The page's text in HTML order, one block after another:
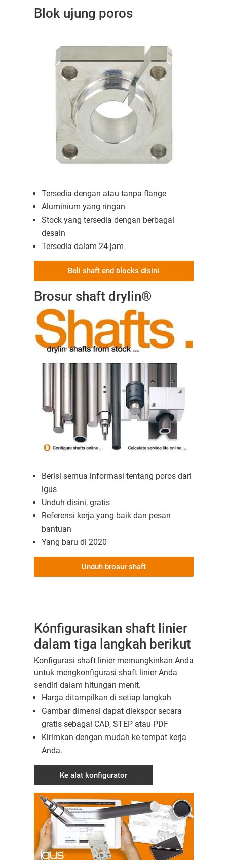
Blok ujung poros
Tersedia dengan atau tanpa flange
Aluminium yang ringan
Stock yang tersedia dengan berbagai
desain
Tersedia dalam 24 jam
Beli shaft end blocks disini
Brosur shaft drylin®
Berisi semua informasi tentang poros dari
igus
Unduh disini, gratis
Referensi kerja yang baik dan pesan
bantuan
Yang baru di 2020
Unduh brosur shaft
Kónfigurasikan shaft linier
dalam tiga langkah berikut
Konfigurasi shaft linier memungkinkan Anda
untuk mengkonfigurasi shaft linier Anda
sendiri dalam hitungan menit.
Harga ditampilkan di setiap langkah
Gambar dimensi dapat diekspor secara
gratis sebagai CAD, STEP atau PDF
Kirimkan dengan mudah ke tempat kerja
Anda.
Ke alat konfigurator